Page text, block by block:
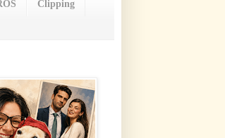
Clipping